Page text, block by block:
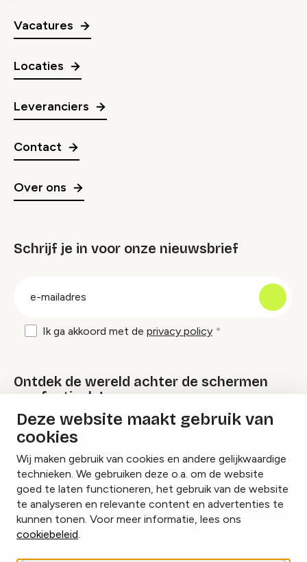
Deze website maakt gebruik van
cookies
Wij maken gebruik van cookies en andere gelijkwaardige
technieken. We gebruiken deze o.a. om de website
goed te laten functioneren, het gebruik van de website
te analyseren en relevante content en advertenties te
kunnen tonen. Voor meer informatie, lees ons
cookiebeleid.
Vacatures
Locaties
Leveranciers
Contact
Over ons
Schrijf je in voor onze nieuwsbrief
Ik ga akkoord met de privacy policy
Ontdek de wereld achter de schermen
van festivals!
Lees onze Festival Specials
InstagramFacebookLinkedIn
Cookies beheren